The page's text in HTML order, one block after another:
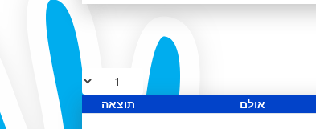
תוצאה אולם